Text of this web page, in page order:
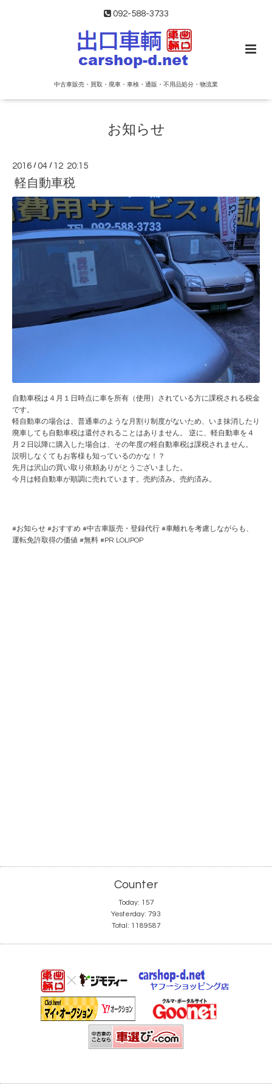
092-588-3733
中古車販売・買取・廃車・車検・通販・不用品処分・物流業
お知らせ
2016 /04 / 12 20:15
軽自動車税
自動車税は４月１日時点に車を所有（使用）されている方に課税される税金
です。
軽自動車の場合は、普通車のような月割り制度がないため、いま抹消したり
廃車しても自動車税は還付されることはありません。 逆に、軽自動車を４
月２日以降に購入した場合は、その年度の軽自動車税は課税されません。
説明しなくてもお客様も知っているのかな！？
先月は沢山の買い取り依頼ありがとうございました。
今月は軽自動車が順調に売れています。売約済み。売約済み。
#お知らせ #おすすめ #中古車販売・登録代行 #車離れを考慮しながらも、
運転免許取得の価値 #無料 #PR LOLIPOP
Counter
Today: 157
Yesterday: 793
Total: 1189587